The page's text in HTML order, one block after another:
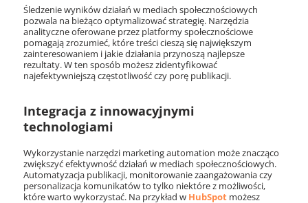
Śledzenie wyników działań w mediach społecznościowych
pozwala na bieżąco optymalizować strategię. Narzędzia
analityczne oferowane przez platformy społecznościowe
pomagają zrozumieć, które treści cieszą się największym
zainteresowaniem i jakie działania przynoszą najlepsze
rezultaty. W ten sposób możesz zidentyfikować
najefektywniejszą częstotliwość czy porę publikacji.
Integracja z innowacyjnymi
technologiami
Wykorzystanie narzędzi marketing automation może znacząco
zwiększyć efektywność działań w mediach społecznościowych.
Automatyzacja publikacji, monitorowanie zaangażowania czy
personalizacja komunikatów to tylko niektóre z możliwości,
które warto wykorzystać. Na przykład w HubSpotmożesz